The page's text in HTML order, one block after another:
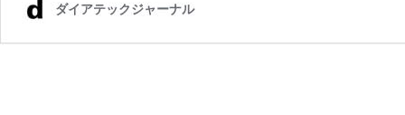
ダイアテックジャーナル